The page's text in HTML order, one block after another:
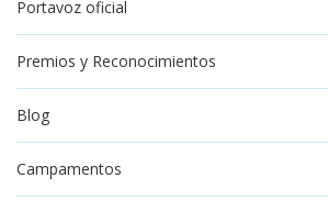
Portavoz oficial
Premios y Reconocimientos
Blog
Campamentos